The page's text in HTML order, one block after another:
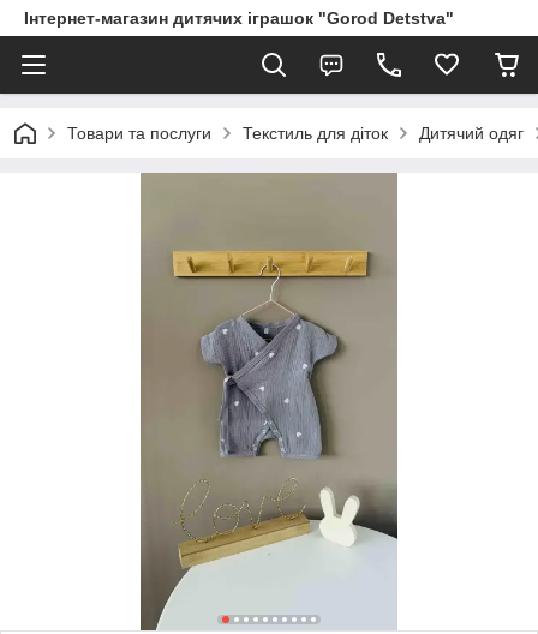
Інтернет-магазин дитячих іграшок "Gorod Detstva"
Товари та послуги Текстиль для діток Дитячий одяг